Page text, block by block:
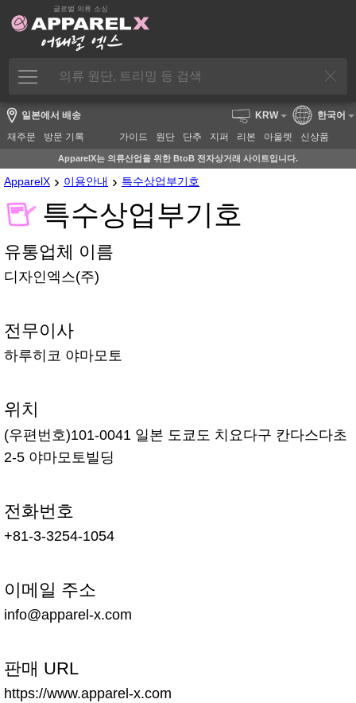
글로벌 의류 소싱
일본에서 배송
재주문
방문 기록 가이드 원단 단추 지퍼 리본 아울렛 신상품
KRW 한국어
ApparelX는 의류산업을 위한 BtoB 전자상거래 사이트입니다.
ApparelX › 이용안내 › 특수상업부기호
특수상업부기호
유통업체 이름
디자인엑스(주)
전무이사
하루히코 야마모토
위치
(우편번호)101-0041 일본 도쿄도 치요다구 칸다스다초
2-5 야마모토빌딩
전화번호
+81-3-3254-1054
이메일 주소
info@apparel-x.com
판매 URL
https://www.apparel-x.com